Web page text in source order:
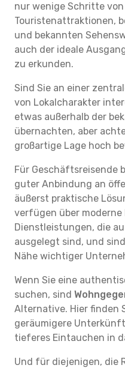
nur wenige Schritte
Touristenattraktionen,
und bekannten
auch der ideale
zu erkunden.
Sind Sie an einer
von Lokalcharakter
etwas außerhalb der
übernachten, aber
großartige Lage hoch
Für Geschäftsreisende
guter Anbindung an
äußerst praktische
verfügen über
Dienstleistungen, die
ausgelegt sind, und
Nähe wichtiger
Wenn Sie eine
suchen, sind
Alternative. Hier finden
geräumigere
tieferes Eintauchen in
Und für diejenigen, die